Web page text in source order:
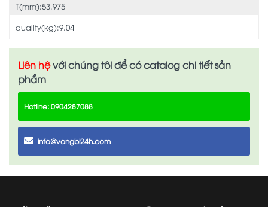
T(mm):53.975
quality(kg):9.04
Liên hệvới chúng tôi để có catalog chi tiết sản
phẩm
Hotline: 0904287088
info@vongbi24h.com